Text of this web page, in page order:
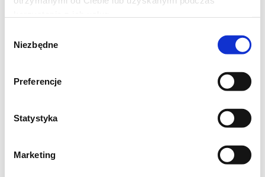
zgody
Niezbędne
Preferencje
Statystyka
Marketing